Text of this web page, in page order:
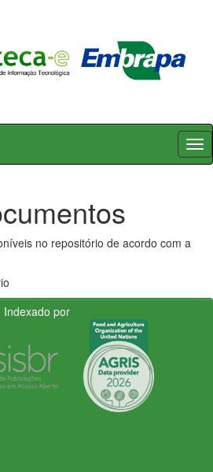
no repositório de acordo com a
Indexado por